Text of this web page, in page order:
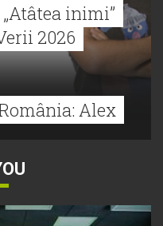
inimi”
2026
Alex
Monstru Al